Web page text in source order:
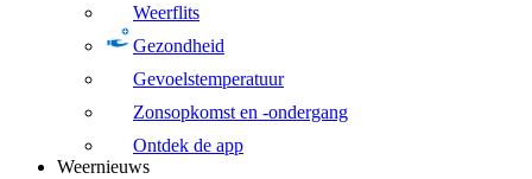
Weerflits
Gezondheid
Gevoelstemperatuur
Zonsopkomst en -ondergang
Ontdek de app
Weernieuws